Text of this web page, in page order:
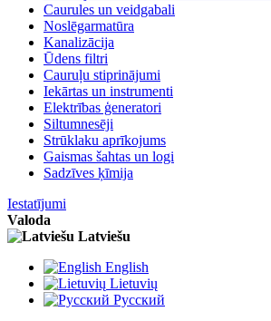
Caurules un veidgabali
Noslēgarmatūra
Kanalizācija
Ūdens filtri
Cauruļu stiprinājumi
Iekārtas un instrumenti
Elektrības ģeneratori
Siltumnesēji
Strūklaku aprīkojums
Gaismas šahtas un logi
Sadzīves ķīmija
Iestatījumi
Valoda
Latviešu
English
Lietuvių
Pусский